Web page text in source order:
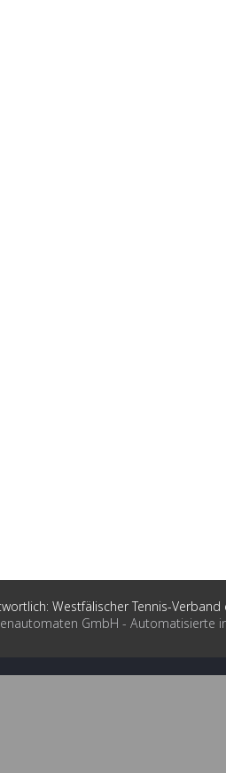
Westfälischer Tennis-Verband
GmbH - Automatisierte